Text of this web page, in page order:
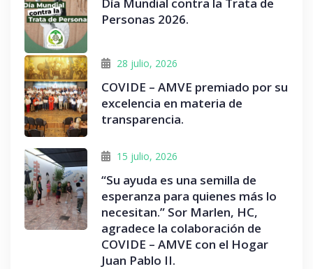
Personas 2026.
28 julio, 2026
COVIDE – AMVE premiado por su
excelencia en materia de
transparencia.
15 julio, 2026
“Su ayuda es una semilla de
esperanza para quienes más lo
necesitan.” Sor Marlen, HC,
agradece la colaboración de
COVIDE – AMVE con el Hogar
Juan Pablo II.